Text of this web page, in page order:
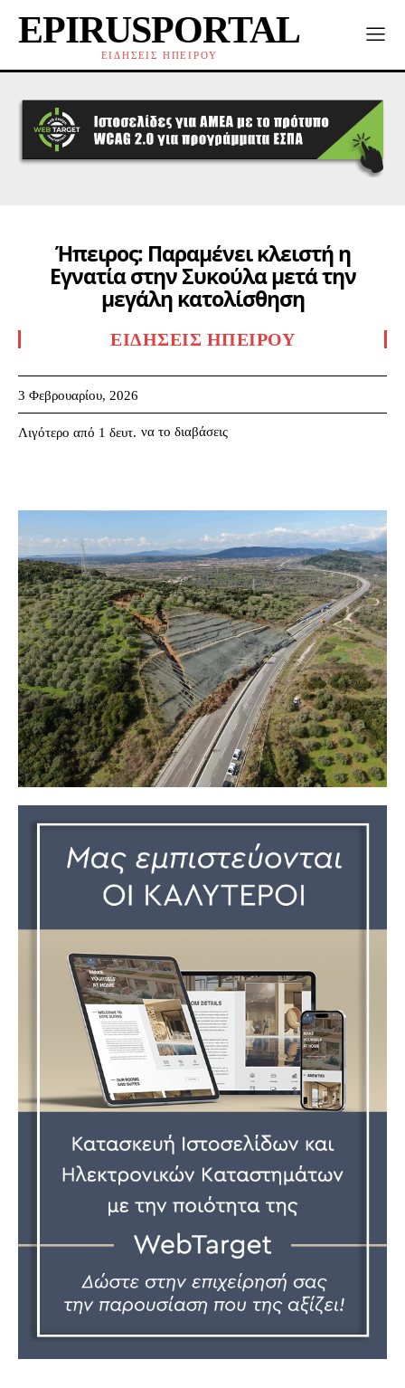
EPIRUSPORTAL
ΕΙΔΗΣΕΙΣ ΗΠΕΙΡΟΥ
Ήπειρος: Παραμένει κλειστή η
Εγνατία στην Συκούλα μετά την
μεγάλη κατολίσθηση
ΕΙΔΉΣΕΙΣ ΗΠΕΊΡΟΥ
3 Φεβρουαρίου, 2026
Λιγότερο από 1 δευτ. να το διαβάσεις